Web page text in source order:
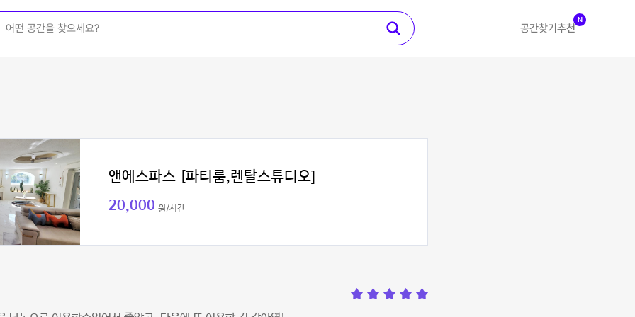
공간찾기 추천
N
앤에스파스 [파티룸,렌탈스튜디오]
20,000 원/시간